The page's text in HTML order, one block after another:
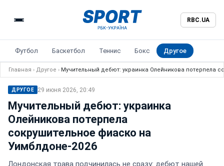
RBC.UA
Футбол Баскетбол Теннис Бокс Другое
Главная › Другое › Мучительный дебют: украинка Олейникова потерпела
ДРУГОЕ 29 июня 2026, 20:49
Мучительный дебют: украинка
Олейникова потерпела
сокрушительное фиаско на
Уимблдоне-2026
Лондонская трава подчинилась не сразу: дебют нашей